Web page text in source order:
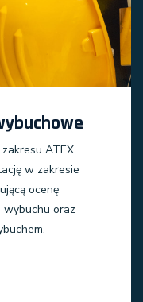
ATEX.
w zakresie
ocenę
wybuchu oraz